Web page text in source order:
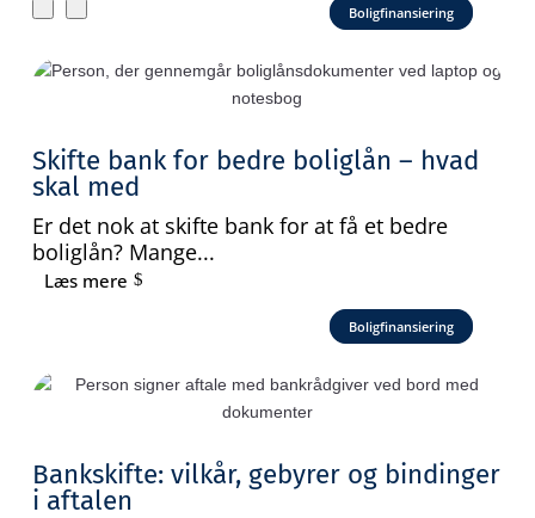
Boligfinansiering
Skifte bank for bedre boliglån – hvad
skal med
Er det nok at skifte bank for at få et bedre
boliglån? Mange...
Læs mere
Boligfinansiering
Bankskifte: vilkår, gebyrer og bindinger
i aftalen